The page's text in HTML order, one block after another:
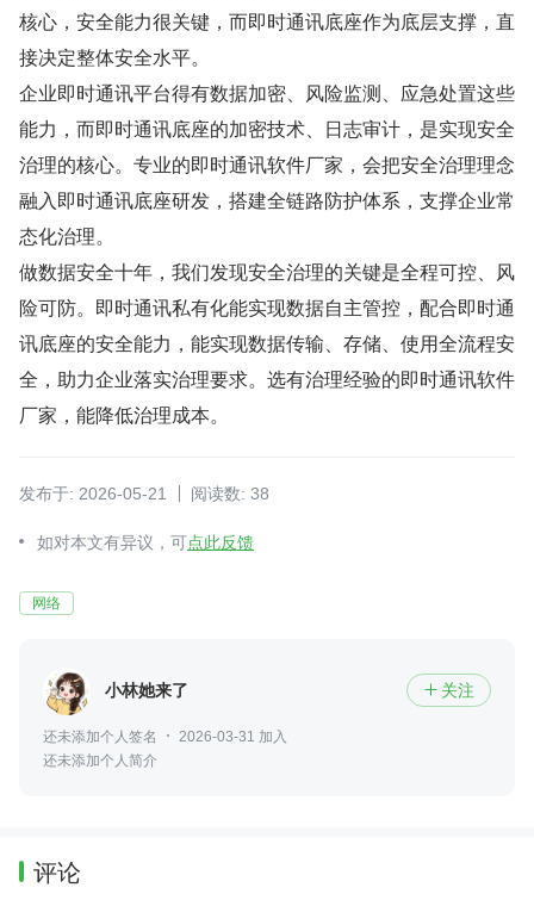
核心，安全能力很关键，而即时通讯底座作为底层支撑，直
接决定整体安全水平。
企业即时通讯平台得有数据加密、风险监测、应急处置这些
能力，而即时通讯底座的加密技术、日志审计，是实现安全
治理的核心。专业的即时通讯软件厂家，会把安全治理理念
融入即时通讯底座研发，搭建全链路防护体系，支撑企业常
态化治理。
做数据安全十年，我们发现安全治理的关键是全程可控、风
险可防。即时通讯私有化能实现数据自主管控，配合即时通
讯底座的安全能力，能实现数据传输、存储、使用全流程安
全，助力企业落实治理要求。选有治理经验的即时通讯软件
厂家，能降低治理成本。
发布于: 2026-05-21 阅读数: 38
如对本文有异议，可点此反馈
网络
小林她来了  关注
还未添加个人签名
2026-03-31 加入
还未添加个人简介
评论